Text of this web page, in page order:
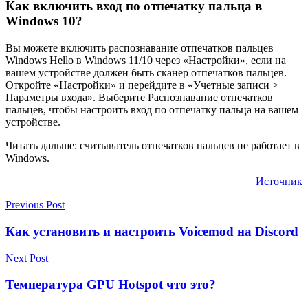
Как включить вход по отпечатку пальца в
Windows 10?
Вы можете включить распознавание отпечатков пальцев
Windows Hello в Windows 11/10 через «Настройки», если на
вашем устройстве должен быть сканер отпечатков пальцев.
Откройте «Настройки» и перейдите в «Учетные записи >
Параметры входа». Выберите Распознавание отпечатков
пальцев, чтобы настроить вход по отпечатку пальца на вашем
устройстве.
Читать дальше: считыватель отпечатков пальцев не работает в
Windows.
Источник
Previous Post
Как установить и настроить Voicemod на Discord
Next Post
Температура GPU Hotspot что это?